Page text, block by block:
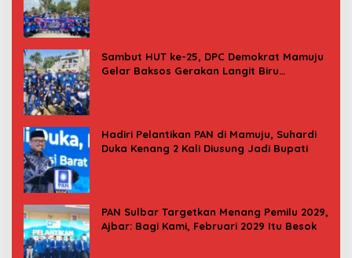
Sambut HUT ke-25, DPC Demokrat Mamuju
Gelar Baksos Gerakan Langit Biru
Hadiri Pelantikan PAN di Mamuju, Suhardi
Duka Kenang 2 Kali Diusung Jadi Bupati
PAN Sulbar Targetkan Menang Pemilu 2029,
Ajbar: Bagi Kami, Februari 2029 Itu Besok